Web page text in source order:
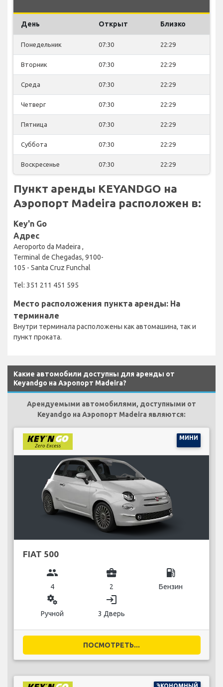
День Открыт Близко
Понедельник 07:30 22:29
Вторник 07:30 22:29
Среда 07:30 22:29
Четверг 07:30 22:29
Пятница 07:30 22:29
Суббота 07:30 22:29
Воскресенье 07:30 22:29
Пункт аренды KEYANDGO на
Аэропорт Madeira расположен в:
Key'n Go
Адрес
Aeroporto da Madeira ,
Terminal de Chegadas, 9100-
105 - Santa Cruz Funchal
Tel: 351 211 451 595
Место расположения пункта аренды: На
терминале
Внутри терминала расположены как автомашина, так и
пункт проката.
Какие автомобили доступны для аренды от
Keyandgo на Аэропорт Madeira?
Арендуемыми автомобилями, доступными от
Keyandgo на Аэропорт Madeira являются:
МИНИ
FIAT 500
group
4
business_center
2
local_gas_station
Бензин
miscellaneous_services
Ручной
login
3 Дверь
ПОСМОТРЕТЬ...
ЭКОНОМНЫЙ